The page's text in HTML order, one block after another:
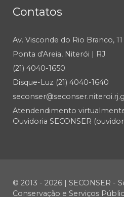
Contatos
Av. Visconde do Rio Branco, 11
Ponta d'Areia, Niterói | RJ
(21) 4040-1650
Disque-Luz (21) 4040-1640
Atendendimento
Ouvidoria SECONSER
© 2013 - 2026 | SECONSER -
Conservação e Serviços